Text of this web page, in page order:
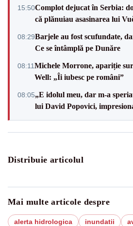
15:50Complot dejucat în Serbia:
că plănuiau asasinarea lui
08:29Barjele au fost scufundate,
Ce se întâmplă pe Dunăre
08:11Michele Morrone, apariție
Well: „Îi iubesc pe români”
08:05„E idolul meu, dar m-a
lui David Popovici,
Distribuie articolul
Mai multe articole despre
alerta hidrologica inundatii